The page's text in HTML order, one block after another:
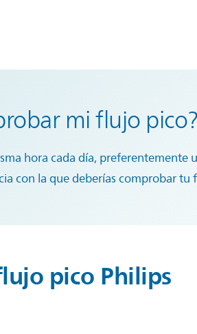
mi flujo pico?
hora cada día, preferentemente
con la que deberías comprobar tu
pico Philips